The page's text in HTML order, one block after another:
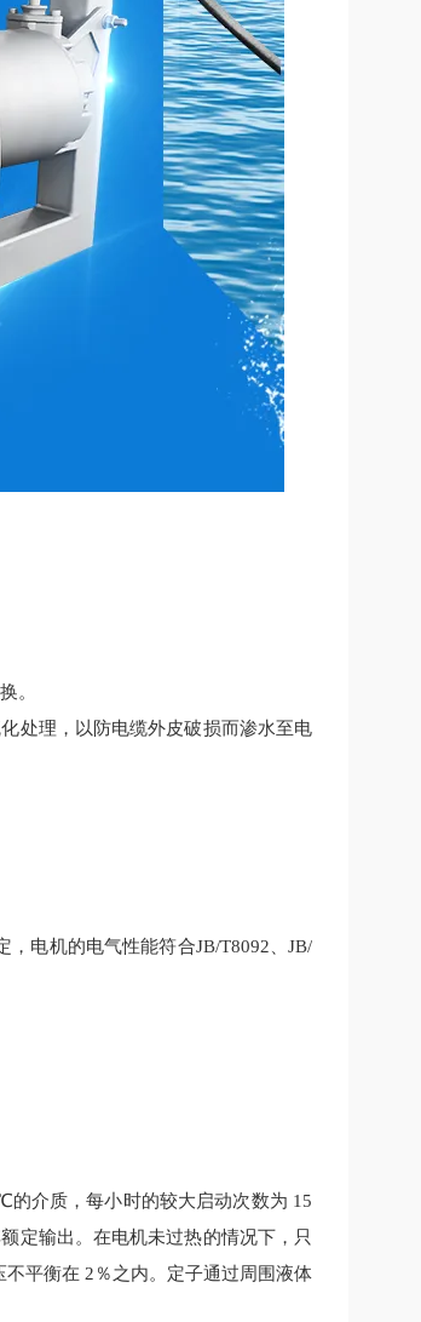
。
处理，以防电缆外皮破损而渗水至电
，电机的电气性能符合JB/T8092、JB/
的介质，每小时的较大启动次数为 15
定输出。在电机未过热的情况下，只
平衡在 2％之内。定子通过周围液体